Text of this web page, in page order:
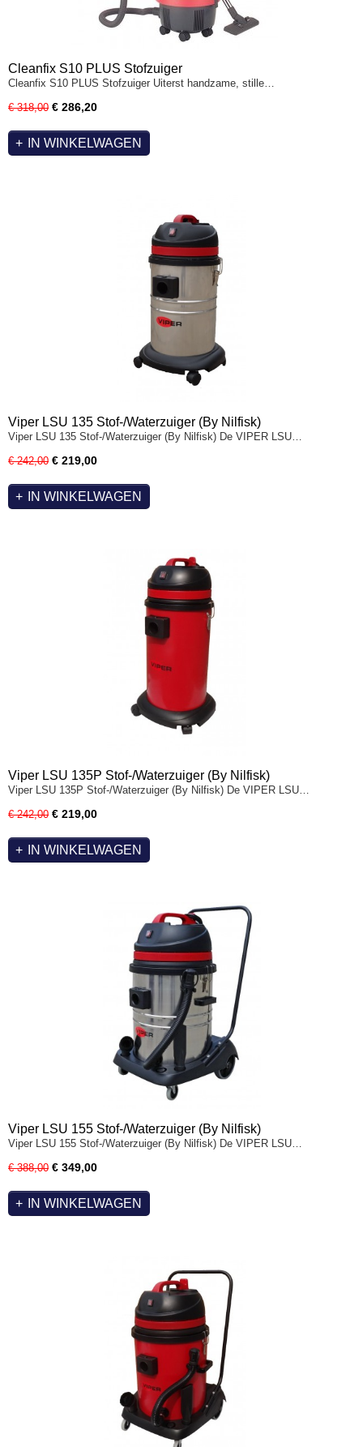
Cleanfix S10 PLUS Stofzuiger
Cleanfix S10 PLUS Stofzuiger Uiterst handzame, stille…
€ 318,00 € 286,20
IN WINKELWAGEN
Viper LSU 135 Stof-/Waterzuiger (By Nilfisk)
Viper LSU 135 Stof-/Waterzuiger (By Nilfisk) De VIPER LSU…
€ 242,00 € 219,00
IN WINKELWAGEN
Viper LSU 135P Stof-/Waterzuiger (By Nilfisk)
Viper LSU 135P Stof-/Waterzuiger (By Nilfisk) De VIPER LSU…
€ 242,00 € 219,00
IN WINKELWAGEN
Viper LSU 155 Stof-/Waterzuiger (By Nilfisk)
Viper LSU 155 Stof-/Waterzuiger (By Nilfisk) De VIPER LSU…
€ 388,00 € 349,00
IN WINKELWAGEN